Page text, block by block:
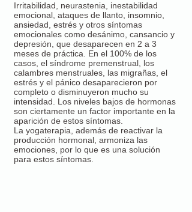
Irritabilidad, neurastenia, inestabilidad
emocional, ataques de llanto, insomnio,
ansiedad, estrés y otros síntomas
emocionales como desánimo, cansancio y
depresión, que desaparecen en 2 a 3
meses de práctica. En el 100% de los
casos, el síndrome premenstrual, los
calambres menstruales, las migrañas, el
estrés y el pánico desaparecieron por
completo o disminuyeron mucho su
intensidad. Los niveles bajos de hormonas
son ciertamente un factor importante en la
aparición de estos síntomas.
La yogaterapia, además de reactivar la
producción hormonal, armoniza las
emociones, por lo que es una solución
para estos síntomas.